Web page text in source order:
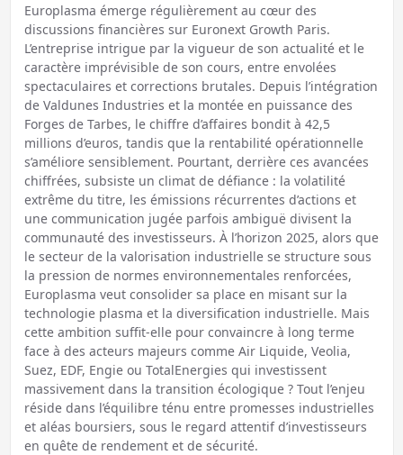
Europlasma émerge régulièrement au cœur des
discussions financières sur Euronext Growth Paris.
L’entreprise intrigue par la vigueur de son actualité et le
caractère imprévisible de son cours, entre envolées
spectaculaires et corrections brutales. Depuis l’intégration
de Valdunes Industries et la montée en puissance des
Forges de Tarbes, le chiffre d’affaires bondit à 42,5
millions d’euros, tandis que la rentabilité opérationnelle
s’améliore sensiblement. Pourtant, derrière ces avancées
chiffrées, subsiste un climat de défiance : la volatilité
extrême du titre, les émissions récurrentes d’actions et
une communication jugée parfois ambiguë divisent la
communauté des investisseurs. À l’horizon 2025, alors que
le secteur de la valorisation industrielle se structure sous
la pression de normes environnementales renforcées,
Europlasma veut consolider sa place en misant sur la
technologie plasma et la diversification industrielle. Mais
cette ambition suffit-elle pour convaincre à long terme
face à des acteurs majeurs comme Air Liquide, Veolia,
Suez, EDF, Engie ou TotalEnergies qui investissent
massivement dans la transition écologique ? Tout l’enjeu
réside dans l’équilibre ténu entre promesses industrielles
et aléas boursiers, sous le regard attentif d’investisseurs
en quête de rendement et de sécurité.